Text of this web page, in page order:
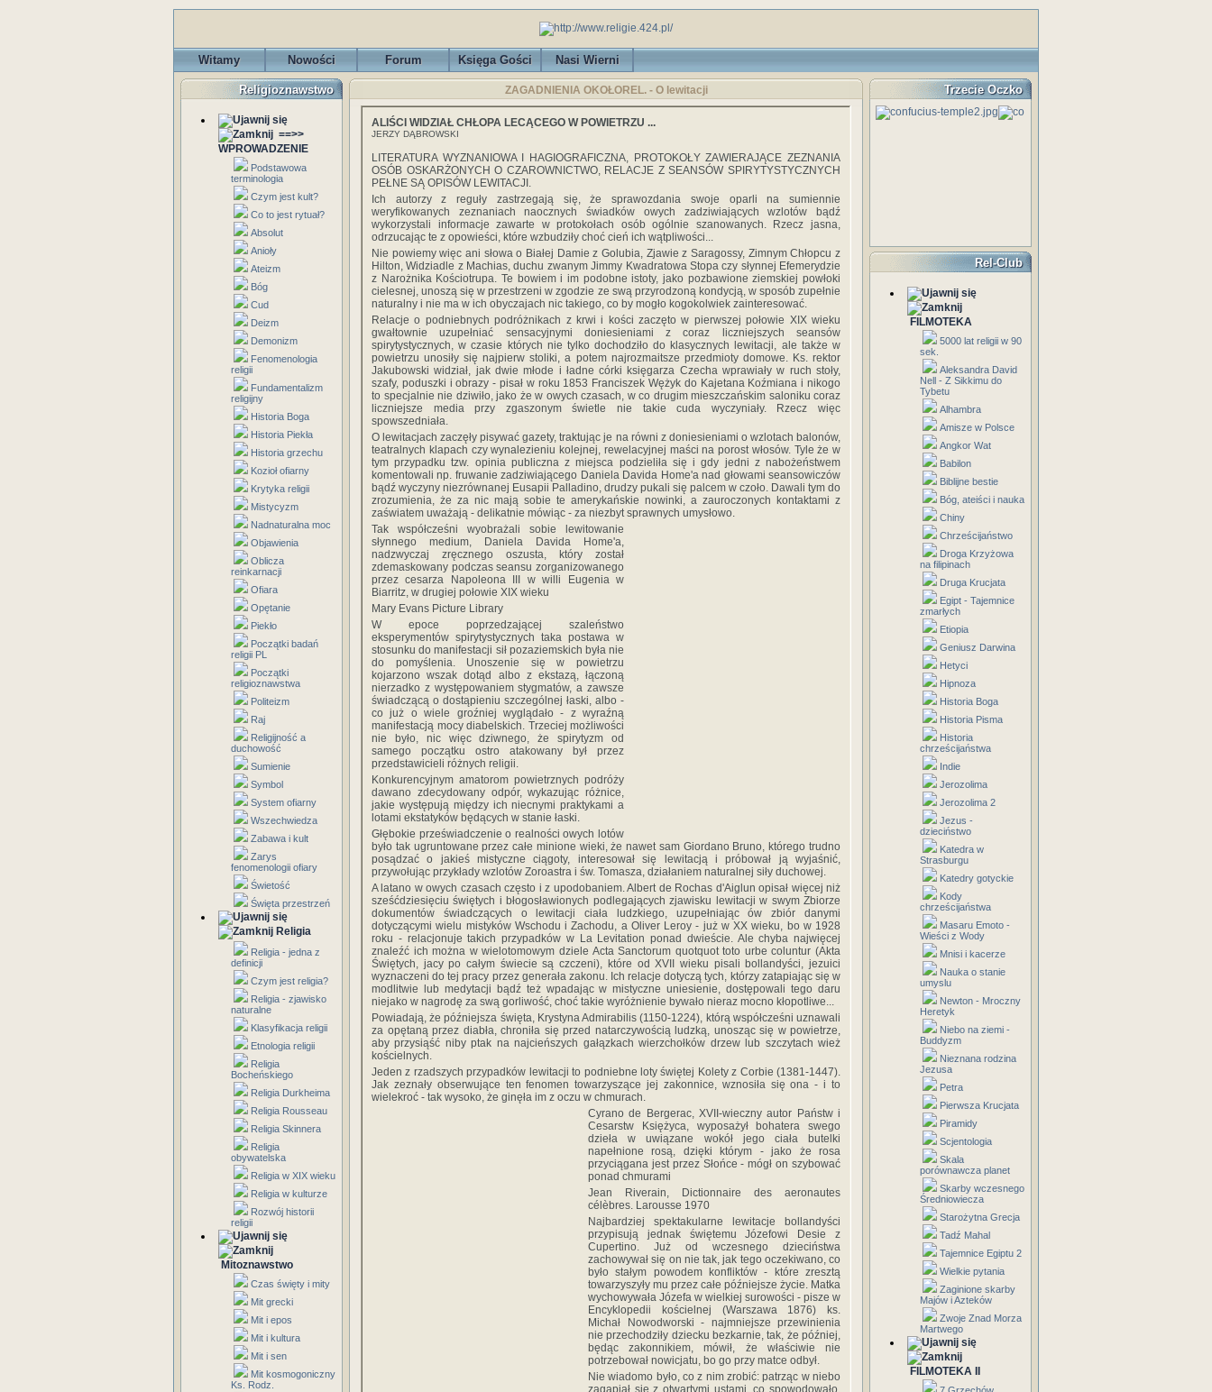
Witamy Nowości Forum Księga Gości Nasi Wierni
Religioznawstwo
==>>
WPROWADZENIE
Podstawowa
terminologia
Czym jest kult?
Co to jest rytuał?
Absolut
Anioły
Ateizm
Bóg
Cud
Deizm
Demonizm
Fenomenologia
religii
Fundamentalizm
religijny
Historia Boga
Historia Piekła
Historia grzechu
Kozioł ofiarny
Krytyka religii
Mistycyzm
Nadnaturalna moc
Objawienia
Oblicza
reinkarnacji
Ofiara
Opętanie
Piekło
Początki badań
religii PL
Początki
religioznawstwa
Politeizm
Raj
Religijność a
duchowość
Sumienie
Symbol
System ofiarny
Wszechwiedza
Zabawa i kult
Zarys
fenomenologii ofiary
Świetość
Święta przestrzeń
Religia
Religia - jedna z
definicji
Czym jest religia?
Religia - zjawisko
naturalne
Klasyfikacja religii
Etnologia religii
Religia
Bocheńskiego
Religia Durkheima
Religia Rousseau
Religia Skinnera
Religia
obywatelska
Religia w XIX wieku
Religia w kulturze
Rozwój historii
religii
Mitoznawstwo
Czas święty i mity
Mit grecki
Mit i epos
Mit i kultura
Mit i sen
Mit kosmogoniczny
Ks. Rodz.
ZAGADNIENIA OKOŁOREL. - O lewitacji
ALIŚCI WIDZIAŁ CHŁOPA LECĄCEGO W POWIETRZU ...
JERZY DĄBROWSKI
LITERATURA WYZNANIOWA I HAGIOGRAFICZNA, PROTOKOŁY ZAWIERAJĄCE ZEZNANIA
OSÓB OSKARŻONYCH O CZAROWNICTWO, RELACJE Z SEANSÓW SPIRYTYSTYCZNYCH
PEŁNE SĄ OPISÓW LEWITACJI.
Ich autorzy z reguły zastrzegają się, że sprawozdania swoje oparli na sumiennie
weryfikowanych zeznaniach naocznych świadków owych zadziwiających wzlotów bądź
wykorzystali informacje zawarte w protokołach osób ogólnie szanowanych. Rzecz jasna,
odrzucając te z opowieści, które wzbudziły choć cień ich wątpliwości...
Nie powiemy więc ani słowa o Białej Damie z Golubia, Zjawie z Saragossy, Zimnym Chłopcu z
Hilton, Widziadle z Machias, duchu zwanym Jimmy Kwadratowa Stopa czy słynnej Efemerydzie
z Narożnika Kościotrupa. Te bowiem i im podobne istoty, jako pozbawione ziemskiej powłoki
cielesnej, unoszą się w przestrzeni w zgodzie ze swą przyrodzoną kondycją, w sposób zupełnie
naturalny i nie ma w ich obyczajach nic takiego, co by mogło kogokolwiek zainteresować.
Relacje o podniebnych podróżnikach z krwi i kości zaczęto w pierwszej połowie XIX wieku
gwałtownie uzupełniać sensacyjnymi doniesieniami z coraz liczniejszych seansów
spirytystycznych, w czasie których nie tylko dochodziło do klasycznych lewitacji, ale także w
powietrzu unosiły się najpierw stoliki, a potem najrozmaitsze przedmioty domowe. Ks. rektor
Jakubowski widział, jak dwie młode i ładne córki księgarza Czecha wprawiały w ruch stoły,
szafy, poduszki i obrazy - pisał w roku 1853 Franciszek Wężyk do Kajetana Koźmiana i nikogo
to specjalnie nie dziwiło, jako że w owych czasach, w co drugim mieszczańskim saloniku coraz
liczniejsze media przy zgaszonym świetle nie takie cuda wyczyniały. Rzecz więc
spowszedniała.
O lewitacjach zaczęły pisywać gazety, traktując je na równi z doniesieniami o wzlotach balonów,
teatralnych klapach czy wynalezieniu kolejnej, rewelacyjnej maści na porost włosów. Tyle że w
tym przypadku tzw. opinia publiczna z miejsca podzieliła się i gdy jedni z nabożeństwem
komentowali np. fruwanie zadziwiającego Daniela Davida Home'a nad głowami seansowiczów
bądź wyczyny niezrównanej Eusapii Palladino, drudzy pukali się palcem w czoło. Dawali tym do
zrozumienia, że za nic mają sobie te amerykańskie nowinki, a zauroczonych kontaktami z
zaświatem uważają - delikatnie mówiąc - za niezbyt sprawnych umysłowo.
Tak współcześni wyobrażali sobie lewitowanie
słynnego medium, Daniela Davida Home'a,
nadzwyczaj zręcznego oszusta, który został
zdemaskowany podczas seansu zorganizowanego
przez cesarza Napoleona III w willi Eugenia w
Biarritz, w drugiej połowie XIX wieku
Mary Evans Picture Library
W epoce poprzedzającej szaleństwo
eksperymentów spirytystycznych taka postawa w
stosunku do manifestacji sił pozaziemskich była nie
do pomyślenia. Unoszenie się w powietrzu
kojarzono wszak dotąd albo z ekstazą, łączoną
nierzadko z występowaniem stygmatów, a zawsze
świadczącą o dostąpieniu szczególnej łaski, albo -
co już o wiele groźniej wyglądało - z wyraźną
manifestacją mocy diabelskich. Trzeciej możliwości
nie było, nic więc dziwnego, że spirytyzm od
samego początku ostro atakowany był przez
przedstawicieli różnych religii.
Konkurencyjnym amatorom powietrznych podróży
dawano zdecydowany odpór, wykazując różnice,
jakie występują między ich niecnymi praktykami a
lotami ekstatyków będących w stanie łaski.
Głębokie przeświadczenie o realności owych lotów
było tak ugruntowane przez całe minione wieki, że nawet sam Giordano Bruno, którego trudno
posądzać o jakieś mistyczne ciągoty, interesował się lewitacją i próbował ją wyjaśnić,
przywołując przykłady wzlotów Zoroastra i św. Tomasza, działaniem naturalnej siły duchowej.
A latano w owych czasach często i z upodobaniem. Albert de Rochas d'Aiglun opisał więcej niż
sześćdziesięciu świętych i błogosławionych podlegających zjawisku lewitacji w swym Zbiorze
dokumentów świadczących o lewitacji ciała ludzkiego, uzupełniając ów zbiór danymi
dotyczącymi wielu mistyków Wschodu i Zachodu, a Oliver Leroy - już w XX wieku, bo w 1928
roku - relacjonuje takich przypadków w La Levitation ponad dwieście. Ale chyba najwięcej
znaleźć ich można w wielotomowym dziele Acta Sanctorum quotquot toto urbe coluntur (Akta
Świętych, jacy po całym świecie są czczeni), które od XVII wieku pisali bollandyści, jezuici
wyznaczeni do tej pracy przez generała zakonu. Ich relacje dotyczą tych, którzy zatapiając się w
modlitwie lub medytacji bądź też wpadając w mistyczne uniesienie, dostępowali tego daru
niejako w nagrodę za swą gorliwość, choć takie wyróżnienie bywało nieraz mocno kłopotliwe...
Powiadają, że późniejsza święta, Krystyna Admirabilis (1150-1224), którą współcześni uznawali
za opętaną przez diabła, chroniła się przed natarczywością ludzką, unosząc się w powietrze,
aby przysiąść niby ptak na najcieńszych gałązkach wierzchołków drzew lub szczytach wież
kościelnych.
Jeden z rzadszych przypadków lewitacji to podniebne loty świętej Kolety z Corbie (1381-1447).
Jak zeznały obserwujące ten fenomen towarzyszące jej zakonnice, wznosiła się ona - i to
wielekroć - tak wysoko, że ginęła im z oczu w chmurach.
Cyrano de Bergerac, XVII-wieczny autor Państw i
Cesarstw Księżyca, wyposażył bohatera swego
dzieła w uwiązane wokół jego ciała butelki
napełnione rosą, dzięki którym - jako że rosa
przyciągana jest przez Słońce - mógł on szybować
ponad chmurami
Jean Riverain, Dictionnaire des aeronautes
célèbres. Larousse 1970
Najbardziej spektakularne lewitacje bollandyści
przypisują jednak świętemu Józefowi Desie z
Cupertino. Już od wczesnego dzieciństwa
zachowywał się on nie tak, jak tego oczekiwano, co
było stałym powodem konfliktów - które zresztą
towarzyszyły mu przez całe późniejsze życie. Matka
wychowywała Józefa w wielkiej surowości - pisze w
Encyklopedii kościelnej (Warszawa 1876) ks.
Michał Nowodworski - najmniejsze przewinienia
nie przechodziły dziecku bezkarnie, tak, że później,
będąc zakonnikiem, mówił, że właściwie nie
potrzebował nowicjatu, bo go przy matce odbył.
Nie wiadomo było, co z nim zrobić: patrząc w niebo
zagapiał się z otwartymi ustami, co spowodowało,
Trzecie Oczko
Rel-Club
FILMOTEKA
5000 lat religii w 90
sek.
Aleksandra David
Nell - Z Sikkimu do
Tybetu
Alhambra
Amisze w Polsce
Angkor Wat
Babilon
Biblijne bestie
Bóg, ateiści i nauka
Chiny
Chrześcijaństwo
Droga Krzyżowa
na filipinach
Druga Krucjata
Egipt - Tajemnice
zmarłych
Etiopia
Geniusz Darwina
Hetyci
Hipnoza
Historia Boga
Historia Pisma
Historia
chrześcijaństwa
Indie
Jerozolima
Jerozolima 2
Jezus -
dzieciństwo
Katedra w
Strasburgu
Katedry gotyckie
Kody
chrześcijaństwa
Masaru Emoto -
Wieści z Wody
Mnisi i kacerze
Nauka o stanie
umyslu
Newton - Mroczny
Heretyk
Niebo na ziemi -
Buddyzm
Nieznana rodzina
Jezusa
Petra
Pierwsza Krucjata
Piramidy
Scjentologia
Skala
porównawcza planet
Skarby wczesnego
Średniowiecza
Starożytna Grecja
Tadź Mahal
Tajemnice Egiptu 2
Wielkie pytania
Zaginione skarby
Majów i Azteków
Zwoje Znad Morza
Martwego
FILMOTEKA II